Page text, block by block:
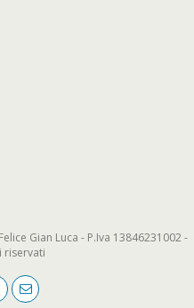
Gian Luca - P.Iva 13846231002 -
riservati